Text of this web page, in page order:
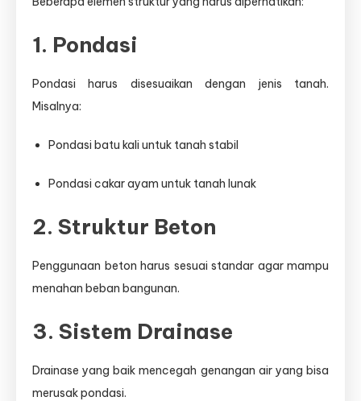
1. Pondasi
Pondasi harus disesuaikan dengan jenis tanah.
Misalnya:
Pondasi batu kali untuk tanah stabil
Pondasi cakar ayam untuk tanah lunak
2. Struktur Beton
Penggunaan beton harus sesuai standar agar mampu
menahan beban bangunan.
3. Sistem Drainase
Drainase yang baik mencegah genangan air yang bisa
merusak pondasi.